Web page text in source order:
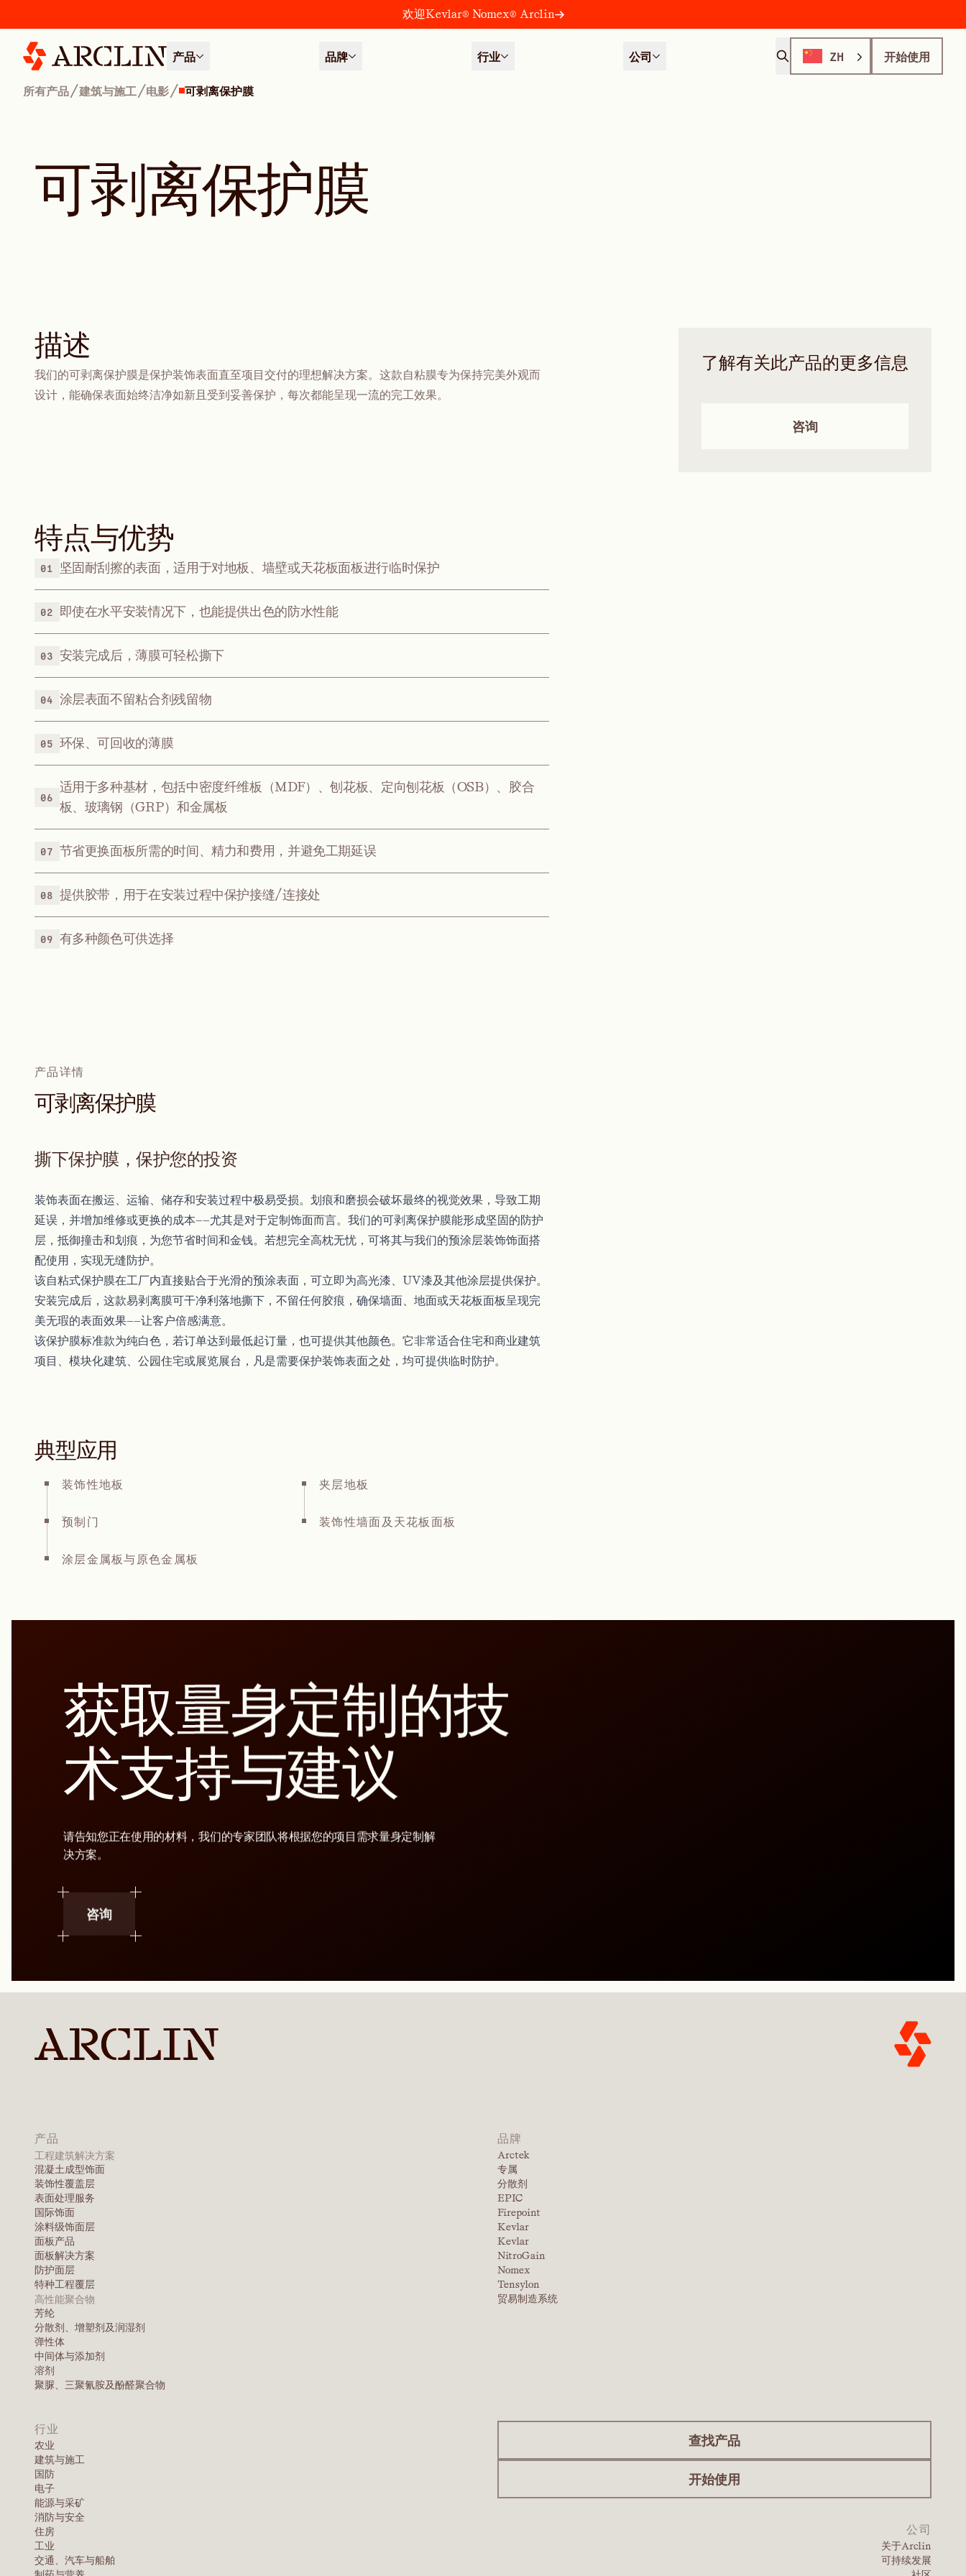
欢迎Kevlar® Nomex® Arclin
产品 品牌 行业 公司 ZH 开始使用
所有产品/建筑与施工/电影/ 可剥离保护膜
可剥离保护膜
描述
我们的可剥离保护膜是保护装饰表面直至项目交付的理想解决方案。这款自粘膜专为保持完美外观而
设计，能确保表面始终洁净如新且受到妥善保护，每次都能呈现一流的完工效果。
特点与优势
01 坚固耐刮擦的表面，适用于对地板、墙壁或天花板面板进行临时保护
02 即使在水平安装情况下，也能提供出色的防水性能
03 安装完成后，薄膜可轻松撕下
04 涂层表面不留粘合剂残留物
05 环保、可回收的薄膜
06
适用于多种基材，包括中密度纤维板（MDF）、刨花板、定向刨花板（OSB）、胶合
板、玻璃钢（GRP）和金属板
07 节省更换面板所需的时间、精力和费用，并避免工期延误
08 提供胶带，用于在安装过程中保护接缝/连接处
09 有多种颜色可供选择
产品详情
可剥离保护膜
撕下保护膜，保护您的投资
装饰表面在搬运、运输、储存和安装过程中极易受损。划痕和磨损会破坏最终的视觉效果，导致工期
延误，并增加维修或更换的成本——尤其是对于定制饰面而言。我们的可剥离保护膜能形成坚固的防护
层，抵御撞击和划痕，为您节省时间和金钱。若想完全高枕无忧，可将其与我们的预涂层装饰饰面搭
配使用，实现无缝防护。
该自粘式保护膜在工厂内直接贴合于光滑的预涂表面，可立即为高光漆、UV漆及其他涂层提供保护。
安装完成后，这款易剥离膜可干净利落地撕下，不留任何胶痕，确保墙面、地面或天花板面板呈现完
美无瑕的表面效果——让客户倍感满意。
该保护膜标准款为纯白色，若订单达到最低起订量，也可提供其他颜色。它非常适合住宅和商业建筑
项目、模块化建筑、公园住宅或展览展台，凡是需要保护装饰表面之处，均可提供临时防护。
典型应用
装饰性地板 夹层地板
预制门 装饰性墙面及天花板面板
涂层金属板与原色金属板
了解有关此产品的更多信息
咨询
获取量身定制的技
术支持与建议
请告知您正在使用的材料，我们的专家团队将根据您的项目需求量身定制解
决方案。
咨询
产品
工程建筑解决方案
混凝土成型饰面
装饰性覆盖层
表面处理服务
国际饰面
涂料级饰面层
面板产品
面板解决方案
防护面层
特种工程覆层
高性能聚合物
芳纶
分散剂、增塑剂及润湿剂
弹性体
中间体与添加剂
溶剂
聚脲、三聚氰胺及酚醛聚合物
品牌
Arctek
专属
分散剂
EPIC
Firepoint
Kevlar
Kevlar
NitroGain
Nomex
Tensylon
贸易制造系统
行业
农业
建筑与施工
国防
电子
能源与采矿
消防与安全
住房
工业
交通、汽车与船舶
查找产品
开始使用
公司
关于Arclin
可持续发展